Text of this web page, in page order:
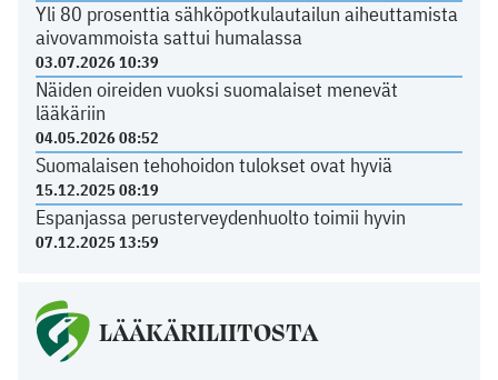
Yli 80 prosenttia sähköpotkulautailun aiheuttamista
aivovammoista sattui humalassa
03.07.2026 10:39
Näiden oireiden vuoksi suomalaiset menevät
lääkäriin
04.05.2026 08:52
Suomalaisen tehohoidon tulokset ovat hyviä
15.12.2025 08:19
Espanjassa perusterveydenhuolto toimii hyvin
07.12.2025 13:59
LÄÄKÄRILIITOSTA